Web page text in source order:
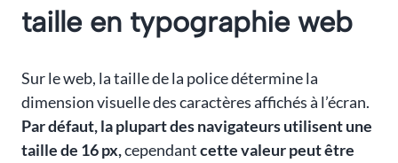
taille en typographie web
Sur le web, la taille de la police détermine la
dimension visuelle des caractères affichés à l’écran.
Par défaut, la plupart des navigateurs utilisent une
taille de 16 px,cependantcette valeur peut être